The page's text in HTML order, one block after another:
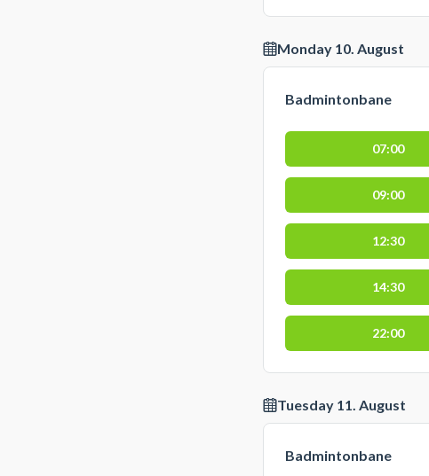
Monday 10. August
Badmintonbane
07:00
09:00
12:30
14:30
22:00
Tuesday 11. August
Badmintonbane